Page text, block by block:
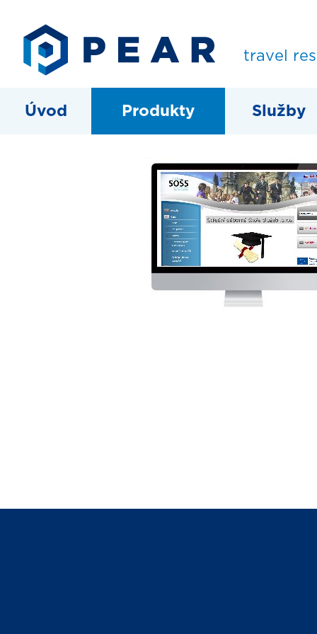
travel
Úvod Produkty Služby